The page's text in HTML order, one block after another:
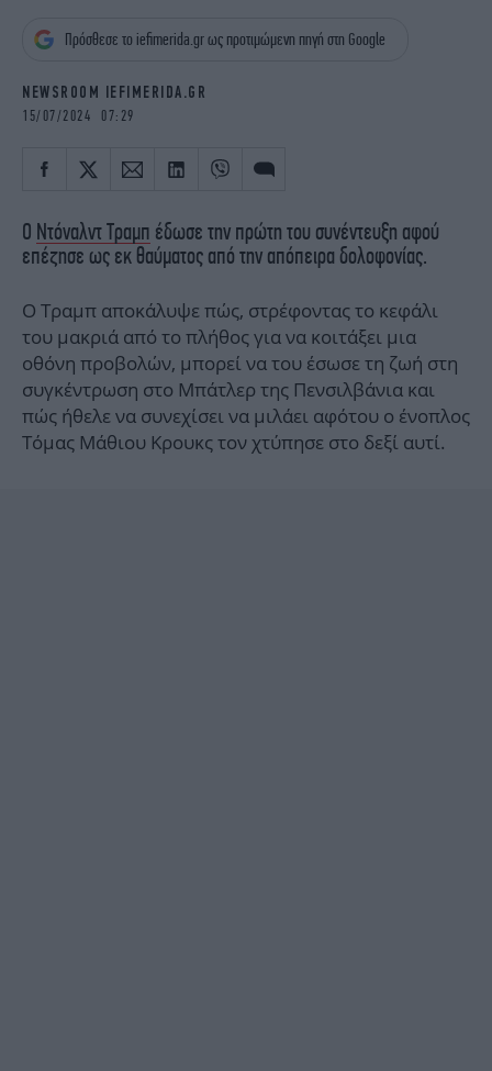
OSCARS
THE OCEAN
Πρόσθεσε το iefimerida.gr ως προτιμώμενη πηγή στη Google
NEWSROOM IEFIMERIDA.GR
15/07/2024 07:29
Ο Ντόναλντ Τραμπ έδωσε την πρώτη του συνέντευξη αφού
επέζησε ως εκ θαύματος από την απόπειρα δολοφονίας.
Ο Τραμπ αποκάλυψε πώς, στρέφοντας το κεφάλι
του μακριά από το πλήθος για να κοιτάξει μια
οθόνη προβολών, μπορεί να του έσωσε τη ζωή στη
συγκέντρωση στο Μπάτλερ της Πενσιλβάνια και
πώς ήθελε να συνεχίσει να μιλάει αφότου ο ένοπλος
Τόμας Μάθιου Κρουκς τον χτύπησε στο δεξί αυτί.